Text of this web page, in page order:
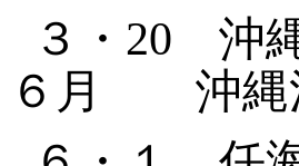
３・ 20 沖
６月 沖縄